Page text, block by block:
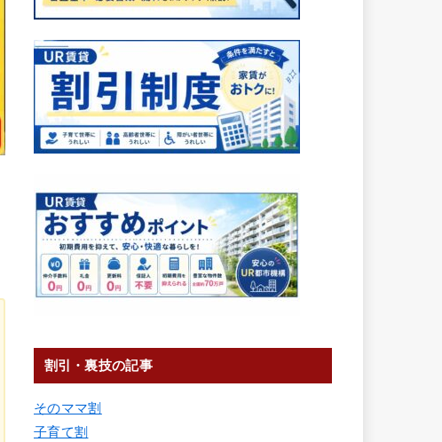
割引・裏技の記事
そのママ割
子育て割